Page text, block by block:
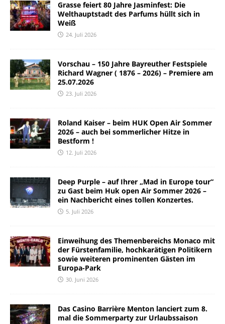
Grasse feiert 80 Jahre Jasminfest: Die
Welthauptstadt des Parfums hüllt sich in
Weiß
24. Juli 2026
Vorschau – 150 Jahre Bayreuther Festspiele
Richard Wagner ( 1876 – 2026) – Premiere am
25.07.2026
23. Juli 2026
Roland Kaiser – beim HUK Open Air Sommer
2026 – auch bei sommerlicher Hitze in
Bestform !
12. Juli 2026
Deep Purple – auf Ihrer „Mad in Europe tour“
zu Gast beim Huk open Air Sommer 2026 –
ein Nachbericht eines tollen Konzertes.
5. Juli 2026
Einweihung des Themenbereichs Monaco mit
der Fürstenfamilie, hochkarätigen Politikern
sowie weiteren prominenten Gästen im
Europa-Park
30. Juni 2026
Das Casino Barrière Menton lanciert zum 8.
mal die Sommerparty zur Urlaubssaison